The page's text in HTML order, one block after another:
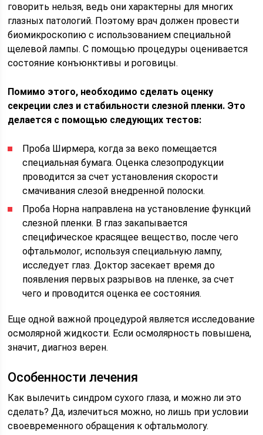
говорить нельзя, ведь они характерны для многих
глазных патологий. Поэтому врач должен провести
биомикроскопию с использованием специальной
щелевой лампы. С помощью процедуры оценивается
состояние конъюнктивы и роговицы.
Помимо этого, необходимо сделать оценку
секреции слез и стабильности слезной пленки. Это
делается с помощью следующих тестов:
Проба Ширмера, когда за веко помещается
специальная бумага. Оценка слезопродукции
проводится за счет установления скорости
смачивания слезой внедренной полоски.
Проба Норна направлена на установление функций
слезной пленки. В глаз закапывается
специфическое красящее вещество, после чего
офтальмолог, используя специальную лампу,
исследует глаз. Доктор засекает время до
появления первых разрывов на пленке, за счет
чего и проводится оценка ее состояния.
Еще одной важной процедурой является исследование
осмолярной жидкости. Если осмолярность повышена,
значит, диагноз верен.
Особенности лечения
Как вылечить синдром сухого глаза, и можно ли это
сделать? Да, излечиться можно, но лишь при условии
своевременного обращения к офтальмологу.